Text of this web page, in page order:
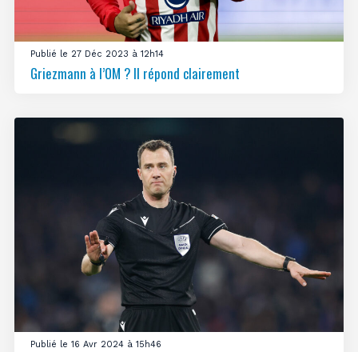
Publié le 27 Déc 2023 à 12h14
Griezmann à l’OM ? Il répond clairement
Publié le 16 Avr 2024 à 15h46